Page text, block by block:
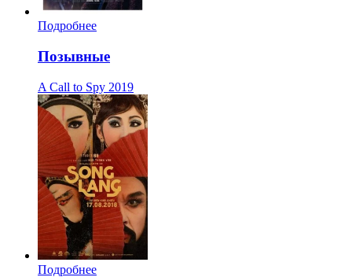
Подробнее
Позывные
A Call to Spy 2019
Подробнее